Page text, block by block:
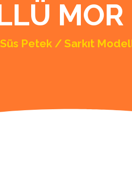
Süs Petek / Sarkıt